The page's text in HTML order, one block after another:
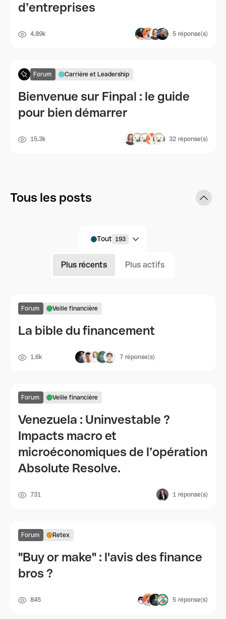
d’entreprises
4,89k 5 réponse(s)
Forum Carrière et Leadership
Bienvenue sur Finpal : le guide
pour bien démarrer
15,3k 32 réponse(s)
Tous les posts
Tout 193
Plus récents Plus actifs
Forum Veille financière
La bible du financement
1,6k 7 réponse(s)
Forum Veille financière
Venezuela : Uninvestable ?
Impacts macro et
microéconomiques de l’opération
Absolute Resolve.
731 1 réponse(s)
Forum Retex
"Buy or make" : l'avis des finance
bros ?
845 5 réponse(s)